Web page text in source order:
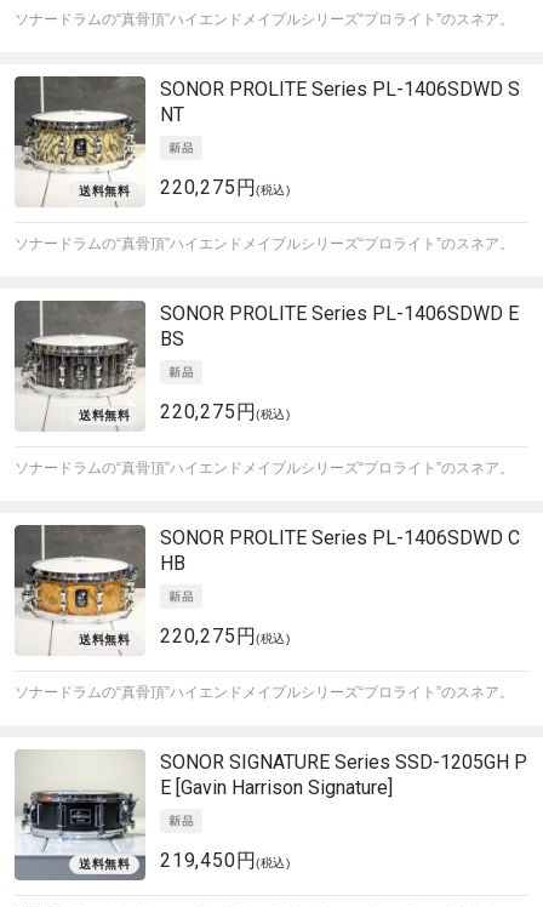
ソナードラムの“真骨頂”ハイエンドメイプルシリーズ“プロライト”のスネア。
SONOR PROLITE Series PL-1406SDWD S
NT
220,275円(税込)
ソナードラムの“真骨頂”ハイエンドメイプルシリーズ“プロライト”のスネア。
SONOR PROLITE Series PL-1406SDWD E
BS
220,275円(税込)
ソナードラムの“真骨頂”ハイエンドメイプルシリーズ“プロライト”のスネア。
SONOR PROLITE Series PL-1406SDWD C
HB
220,275円(税込)
ソナードラムの“真骨頂”ハイエンドメイプルシリーズ“プロライト”のスネア。
SONOR SIGNATURE Series SSD-1205GH P
E [Gavin Harrison Signature]
219,450円(税込)